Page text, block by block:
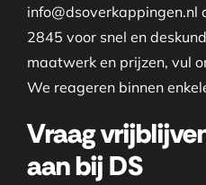
2845 voor snel en
maatwerk en prijzen, vul
We reageren binnen
Vraag
aan bij DS